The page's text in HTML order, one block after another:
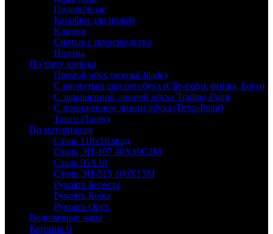
Подарочные
Коробки для ножей
Клинки
Снятые с производства
Ножны
По типу клинка
Прямой обух (normal-blade)
С вогнутым скосом обуха (Clip-point, финка, Боуи)
С завышенной линией обуха Trailing-Point
С понижением линии обуха (Drop-Point)
Танто (Tanto)
По материалам
Сталь 110х18 мшд
Сталь ЭИ-107 40Х10С2М
Сталь 95Х18
Сталь ЭИ-515 100Х13М
Рукоять Береста
Рукоять Кожа
Рукоять Орех
Водолазные часы
Корзина 0